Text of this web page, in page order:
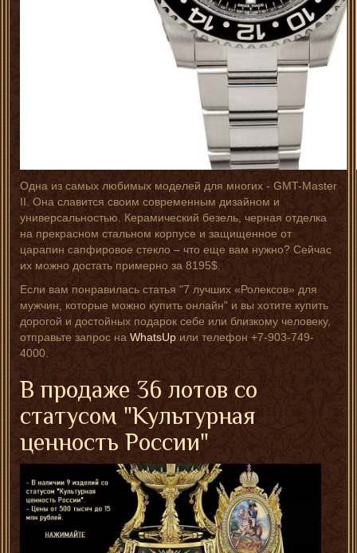
Одна из самых любимых моделей для многих - GMT-Master
II. Она славится своим современным дизайном и
универсальностью. Керамический безель, черная отделка
на прекрасном стальном корпусе и защищенное от
царапин сапфировое стекло – что еще вам нужно? Сейчас
их можно достать примерно за 8195$.
Если вам понравилась статья "7 лучших «Ролексов» для
мужчин, которые можно купить онлайн" и вы хотите купить
дорогой и достойных подарок себе или близкому человеку,
отправьте запрос наWhatsUp или телефон +7-903-749-
4000.
В продаже 36 лотов со
статусом "Культурная
ценность России"